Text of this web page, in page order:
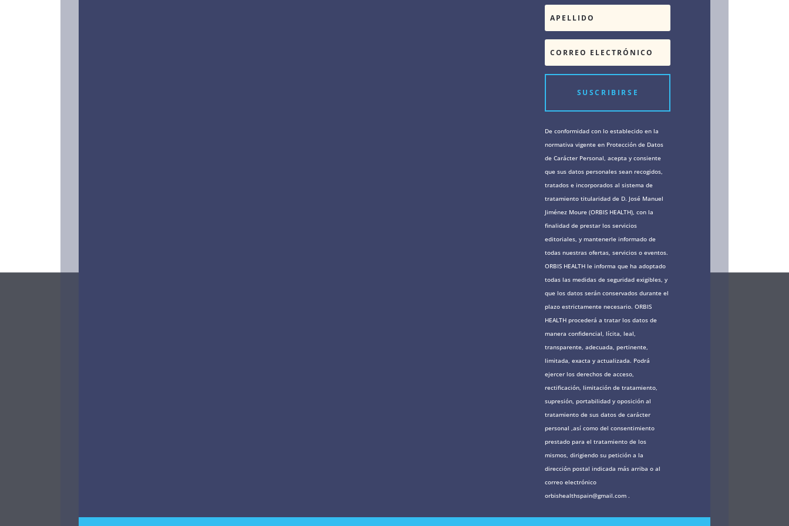
SUSCRIBIRSE
De conformidad con lo establecido en la
normativa vigente en Protección de Datos
de Carácter Personal, acepta y consiente
que sus datos personales sean recogidos,
tratados e incorporados al sistema de
tratamiento titularidad de D. José Manuel
Jiménez Moure (ORBIS HEALTH), con la
finalidad de prestar los servicios
editoriales, y mantenerle informado de
todas nuestras ofertas, servicios o eventos.
ORBIS HEALTH le informa que ha adoptado
todas las medidas de seguridad exigibles, y
que los datos serán conservados durante el
plazo estrictamente necesario. ORBIS
HEALTH procederá a tratar los datos de
manera confidencial, lícita, leal,
transparente, adecuada, pertinente,
limitada, exacta y actualizada. Podrá
ejercer los derechos de acceso,
rectificación, limitación de tratamiento,
supresión, portabilidad y oposición al
tratamiento de sus datos de carácter
personal ,así como del consentimiento
prestado para el tratamiento de los
mismos, dirigiendo su petición a la
dirección postal indicada más arriba o al
correo electrónico
orbishealthspain@gmail.com .